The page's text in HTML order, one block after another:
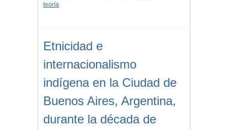
teoría
Etnicidad e
internacionalismo
indígena en la Ciudad de
Buenos Aires, Argentina,
durante la década de